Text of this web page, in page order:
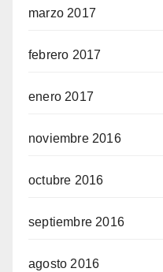
marzo 2017
febrero 2017
enero 2017
noviembre 2016
octubre 2016
septiembre 2016
agosto 2016